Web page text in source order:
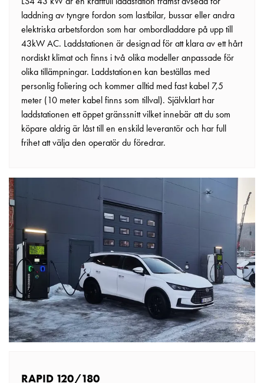
elbilsladdning
elbilsladdning
GARO
Group
GARO
Hållbarhet
ISO
certifikat
Media
Karriär
Lediga
Intresseanmälan
som
jobbar
Studentsida
laddning av tyngre fordon som lastbilar, bussar eller andra
elektriska arbetsfordon som har ombordladdare på upp till
43kW AC. Laddstationen är designad för att klara av ett hårt
nordiskt klimat och finns i två olika modeller anpassade för
olika tillämpningar. Laddstationen kan beställas med
personlig foliering och kommer alltid med fast kabel 7,5
meter (10 meter kabel finns som tillval). Självklart har
laddstationen ett öppet gränssnitt vilket innebär att du som
köpare aldrig är låst till en enskild leverantör och har full
frihet att välja den operatör du föredrar.
RAPID 120/180